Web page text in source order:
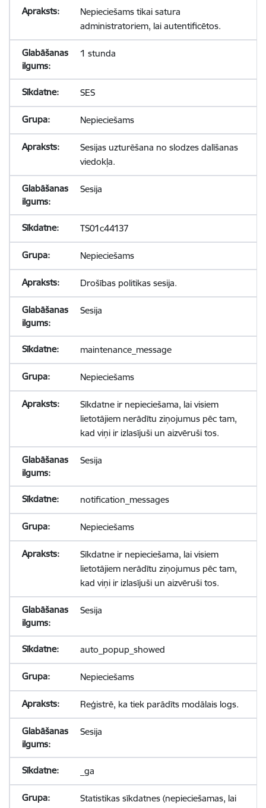
Nepieciešams tikai satura
administratoriem, lai autentificētos.
1 stunda
SES
Nepieciešams
Sesijas uzturēšana no slodzes dalīšanas
viedokļa.
Sesija
TS01c44137
Nepieciešams
Drošības politikas sesija.
Sesija
maintenance_message
Nepieciešams
Sīkdatne ir nepieciešama, lai visiem
lietotājiem nerādītu ziņojumus pēc tam,
kad viņi ir izlasījuši un aizvēruši tos.
Sesija
notification_messages
Nepieciešams
Sīkdatne ir nepieciešama, lai visiem
lietotājiem nerādītu ziņojumus pēc tam,
kad viņi ir izlasījuši un aizvēruši tos.
Sesija
auto_popup_showed
Nepieciešams
Reģistrē, ka tiek parādīts modālais logs.
Sesija
_ga
Statistikas sīkdatnes (nepieciešamas, lai